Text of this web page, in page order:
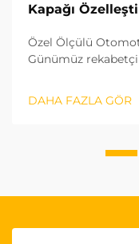
Kapağı
Özel Ölçülü
Günümüz rekabetçi
özelleştirmeye
değişim sadece bir
DAHA FAZLA GÖR